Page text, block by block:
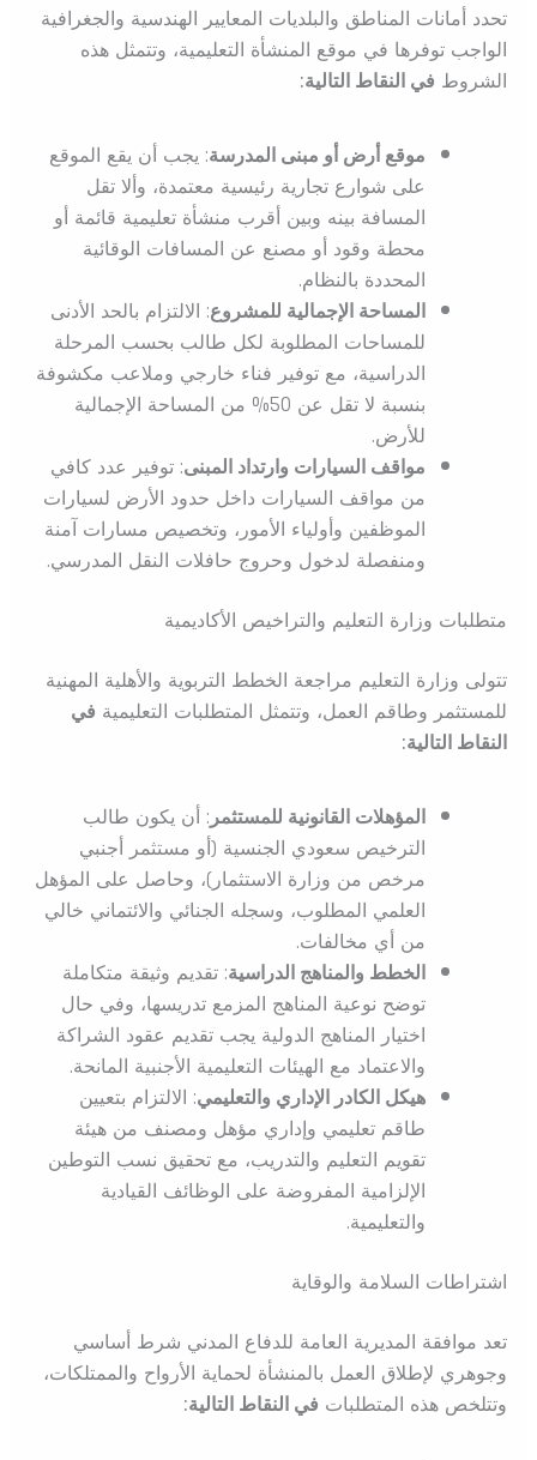
تحدد أمانات المناطق والبلديات المعايير الهندسية والجغرافية
الواجب توفرها في موقع المنشأة التعليمية، وتتمثل هذه
الشروط في النقاط التالية:
موقع أرض أو مبنى المدرسة: يجب أن يقع الموقع
على شوارع تجارية رئيسية معتمدة، وألا تقل
المسافة بينه وبين أقرب منشأة تعليمية قائمة أو
محطة وقود أو مصنع عن المسافات الوقائية
المحددة بالنظام.
المساحة الإجمالية للمشروع: الالتزام بالحد الأدنى
للمساحات المطلوبة لكل طالب بحسب المرحلة
الدراسية، مع توفير فناء خارجي وملاعب مكشوفة
بنسبة لا تقل عن 50% من المساحة الإجمالية
للأرض.
مواقف السيارات وارتداد المبنى: توفير عدد كافي
من مواقف السيارات داخل حدود الأرض لسيارات
الموظفين وأولياء الأمور، وتخصيص مسارات آمنة
ومنفصلة لدخول وحروج حافلات النقل المدرسي.
متطلبات وزارة التعليم والتراخيص الأكاديمية
تتولى وزارة التعليم مراجعة الخطط التربوية والأهلية المهنية
للمستثمر وطاقم العمل، وتتمثل المتطلبات التعليمية في
النقاط التالية:
المؤهلات القانونية للمستثمر: أن يكون طالب
الترخيص سعودي الجنسية (أو مستثمر أجنبي
مرخص من وزارة الاستثمار)، وحاصل على المؤهل
العلمي المطلوب، وسجله الجنائي والائتماني خالي
من أي مخالفات.
الخطط والمناهج الدراسية: تقديم وثيقة متكاملة
توضح نوعية المناهج المزمع تدريسها، وفي حال
اختيار المناهج الدولية يجب تقديم عقود الشراكة
والاعتماد مع الهيئات التعليمية الأجنبية المانحة.
هيكل الكادر الإداري والتعليمي: الالتزام بتعيين
طاقم تعليمي وإداري مؤهل ومصنف من هيئة
تقويم التعليم والتدريب، مع تحقيق نسب التوطين
الإلزامية المفروضة على الوظائف القيادية
والتعليمية.
اشتراطات السلامة والوقاية
تعد موافقة المديرية العامة للدفاع المدني شرط أساسي
وجوهري لإطلاق العمل بالمنشأة لحماية الأرواح والممتلكات،
وتتلخص هذه المتطلبات في النقاط التالية: